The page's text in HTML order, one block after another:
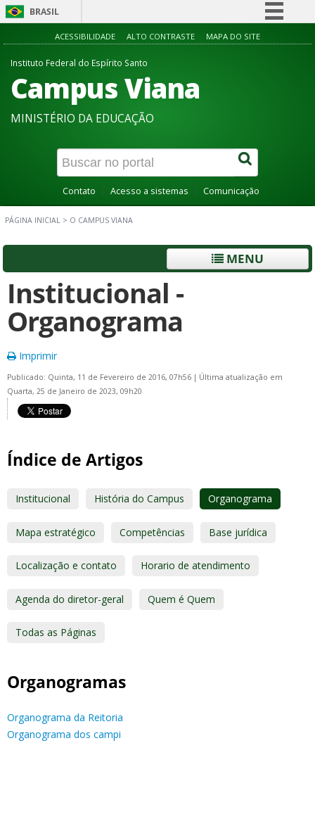
BRASIL
Simplifique!
Acesso à informação
Canais
ACESSIBILIDADE ALTO CONTRASTE MAPA DO SITE
Instituto Federal do Espírito Santo
Campus Viana
MINISTÉRIO DA EDUCAÇÃO
Contato Acesso a sistemas Comunicação
PÁGINA INICIAL > O CAMPUS VIANA
MENU
Institucional -
Organograma
Imprimir
Publicado: Quinta, 11 de Fevereiro de 2016, 07h56 | Última atualização em
Quarta, 25 de Janeiro de 2023, 09h20
Índice de Artigos
Institucional História do Campus Organograma
Mapa estratégico Competências Base jurídica
Localização e contato Horario de atendimento
Agenda do diretor-geral Quem é Quem
Todas as Páginas
Organogramas
Organograma da Reitoria
Organograma dos campi